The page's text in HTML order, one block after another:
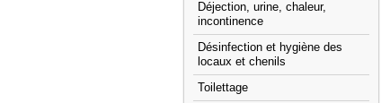
Déjection, urine, chaleur,
incontinence
Désinfection et hygiène des
locaux et chenils
Toilettage